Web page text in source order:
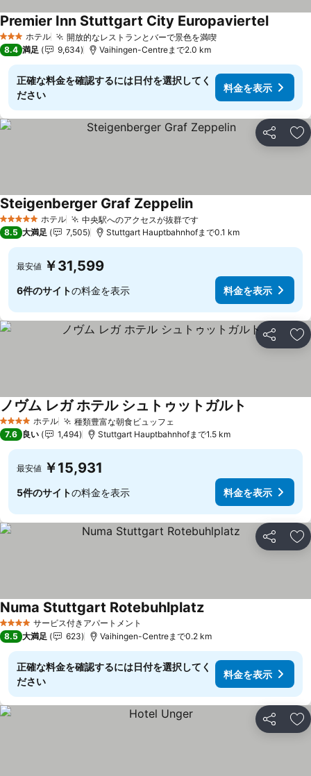
3 ホテルのランク
ホテル 開放的なレストランとバーで景色を満喫料金を表示
Premier Inn Stuttgart City Europaviertel料金を
8.4 満足 9,634 Vaihingen-Centreまで2.0 km
正確な料金を確認するには日付を選択してく
ださい
料金を表示
シェア お
5 ホテルのランク
ホテル 中央駅へのアクセスが抜群です料金を表示
Steigenberger Graf Zeppelin料金を表示
8.5 大満足 7,505 Stuttgart Hauptbahnhofまで0.1 km
最安値 ￥31,599
6件のサイトの料金を表示 料金を表示
シェア お
4 ホテルのランク
ホテル 種類豊富な朝食ビュッフェ
ノヴム レガ ホテル シュトゥットガルト
7.6 良い 1,494 Stuttgart Hauptbahnhofまで1.5 km
最安値 ￥15,931
5件のサイトの料金を表示 料金を表示
シェア お
4 ホテルのランクサービス付きアパートメント
Numa Stuttgart Rotebuhlplatz料金を表示
8.5 大満足 623 Vaihingen-Centreまで0.2 km
正確な料金を確認するには日付を選択してく
ださい
料金を表示
シェア お